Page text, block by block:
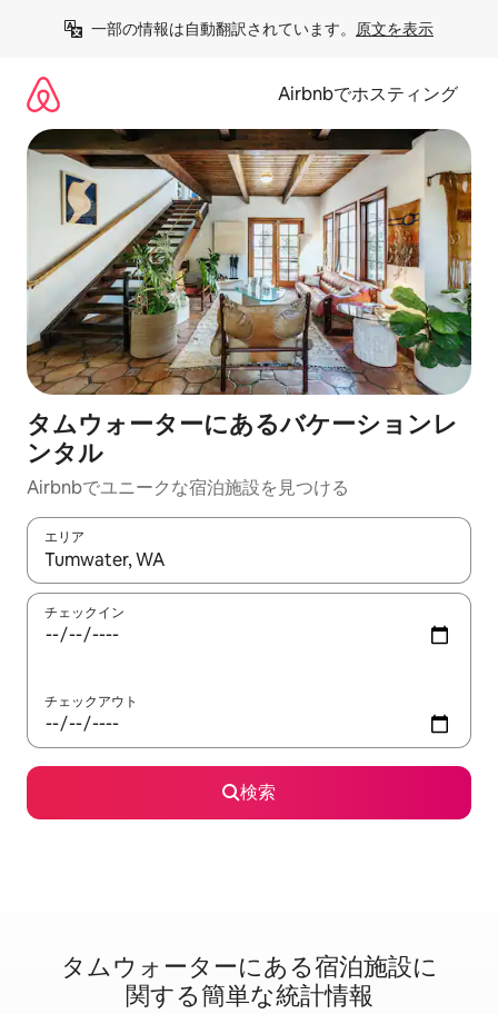
一部の情報は自動翻訳されています。 原文を表示
Airbnbでホスティング
タムウォーターにあるバケーションレ
ンタル
Airbnbでユニークな宿泊施設を見つける
エリア
検索結果が表示されたら、上下の矢印キーを使って移動するか
チェックイン
チェックアウト
検索
タムウォーターに⁠あ⁠る宿⁠泊⁠施⁠設⁠に
関⁠す⁠る簡⁠単⁠な統⁠計⁠情⁠報